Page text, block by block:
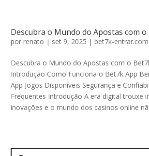
Descubra o Mundo do Apostas com o
porrenato | set 9, 2025 |bet7k-
Descubra o Mundo do Apostas com o
Introdução Como Funciona o Bet7k App
App Jogos Disponíveis Segurança e
Frequentes Introdução A era digital trouxe
inovações e o mundo dos casinos online
Search products: